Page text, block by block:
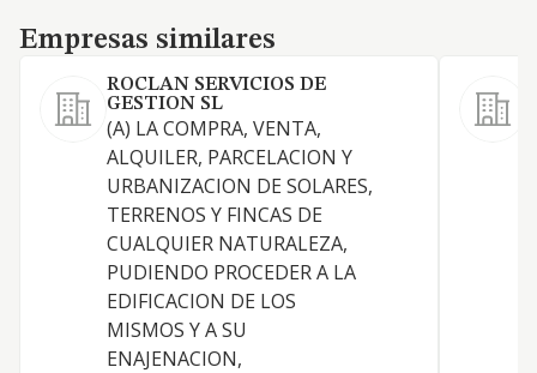
Empresas similares
Empresas similares
ROCLAN SERVICIOS DE
GESTION SL
(A) LA COMPRA, VENTA,
ALQUILER, PARCELACION Y
URBANIZACION DE SOLARES,
TERRENOS Y FINCAS DE
CUALQUIER NATURALEZA,
PUDIENDO PROCEDER A LA
EDIFICACION DE LOS
MISMOS Y A SU
ENAJENACION,